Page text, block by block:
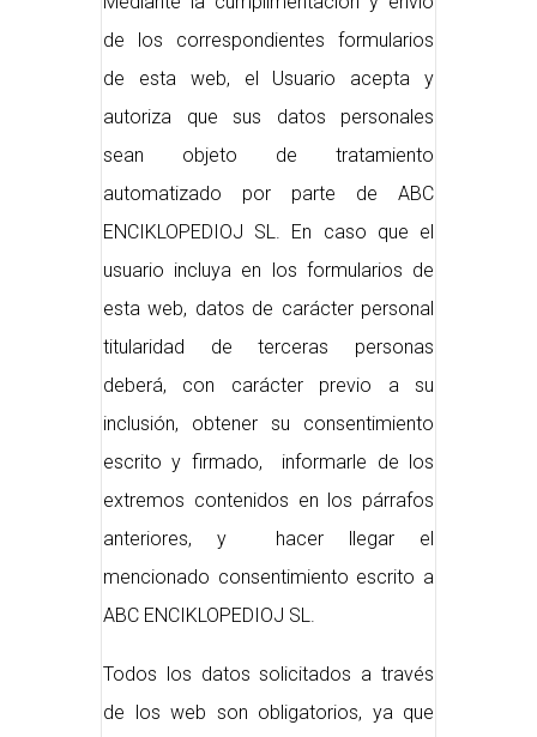
de los correspondientes formularios
de esta web, el Usuario acepta y
autoriza que sus datos personales
sean objeto de tratamiento
automatizado por parte de ABC
ENCIKLOPEDIOJ SL. En caso que el
usuario incluya en los formularios de
esta web, datos de carácter personal
titularidad de terceras personas
deberá, con carácter previo a su
inclusión, obtener su consentimiento
escrito y firmado, informarle de los
extremos contenidos en los párrafos
anteriores, y hacer llegar el
mencionado consentimiento escrito a
ABC ENCIKLOPEDIOJ SL.
Todos los datos solicitados a través
de los web son obligatorios, ya que